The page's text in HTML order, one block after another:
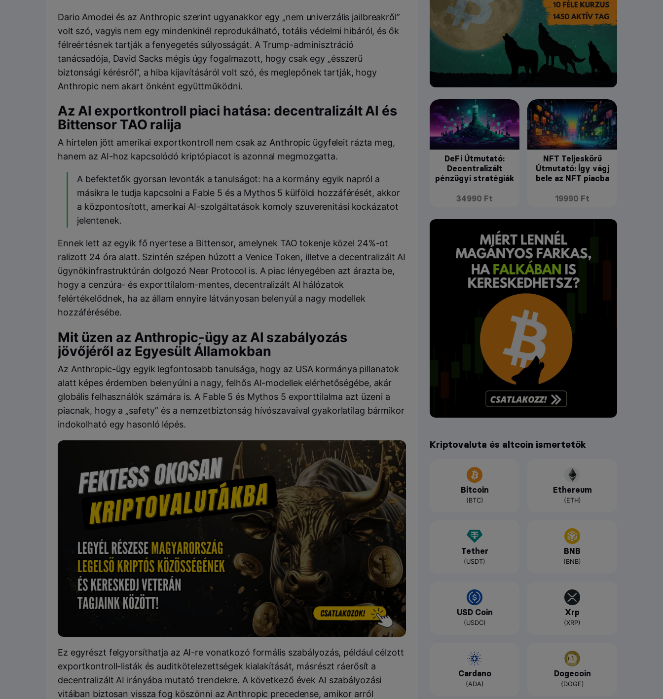
Dario Amodei és az Anthropic szerint ugyanakkor egy „nem univerzális jailbreakről”
volt szó, vagyis nem egy mindenkinél reprodukálható, totális védelmi hibáról, és ők
félreértésnek tartják a fenyegetés súlyosságát. A Trump-adminisztráció
tanácsadója, David Sacks mégis úgy fogalmazott, hogy csak egy „ésszerű
biztonsági kérésről”, a hiba kijavításáról volt szó, és meglepőnek tartják, hogy
Anthropic nem akart önként együttműködni.
Az AI exportkontroll piaci hatása: decentralizált AI és
Bittensor TAO ralija
A hirtelen jött amerikai exportkontroll nem csak az Anthropic ügyfeleit rázta meg,
hanem az AI-hoz kapcsolódó kriptópiacot is azonnal megmozgatta.
A befektetők gyorsan levonták a tanulságot: ha a kormány egyik napról a
másikra le tudja kapcsolni a Fable 5 és a Mythos 5 külföldi hozzáférését, akkor
a központosított, amerikai AI-szolgáltatások komoly szuverenitási kockázatot
jelentenek.
Ennek lett az egyik fő nyertese a Bittensor, amelynek TAO tokenje közel 24%-ot
ralizott 24 óra alatt. Szintén szépen húzott a Venice Token, illetve a decentralizált AI
ügynökinfrastruktúrán dolgozó Near Protocol is. A piac lényegében azt árazta be,
hogy a cenzúra- és exporttilalom-mentes, decentralizált AI hálózatok
felértékelődnek, ha az állam ennyire látványosan belenyúl a nagy modellek
hozzáférésébe.
Mit üzen az Anthropic-ügy az AI szabályozás
jövőjéről az Egyesült Államokban
Az Anthropic-ügy egyik legfontosabb tanulsága, hogy az USA kormánya pillanatok
alatt képes érdemben belenyúlni a nagy, felhős AI-modellek elérhetőségébe, akár
globális felhasználók számára is. A Fable 5 és Mythos 5 exporttilalma azt üzeni a
piacnak, hogy a „safety” és a nemzetbiztonság hívószavaival gyakorlatilag bármikor
indokolható egy hasonló lépés.
Ez egyrészt felgyorsíthatja az AI-re vonatkozó formális szabályozás, például célzott
exportkontroll-listák és auditkötelezettségek kialakítását, másrészt ráerősít a
decentralizált AI irányába mutató trendekre. A következő évek AI szabályozási
vitáiban biztosan vissza fog köszönni az Anthropic precedense, amikor arról
DeFi Útmutató:
Decentralizált
pénzügyi stratégiák
34990 Ft
NFT Teljeskörű
Útmutató: Így vágj
bele az NFT piacba
19990 Ft
Kriptovaluta és altcoin ismertetők
Bitcoin
(BTC)
Ethereum
(ETH)
Tether
(USDT)
BNB
(BNB)
USD Coin
(USDC)
Xrp
(XRP)
Cardano
(ADA)
Dogecoin
(DOGE)